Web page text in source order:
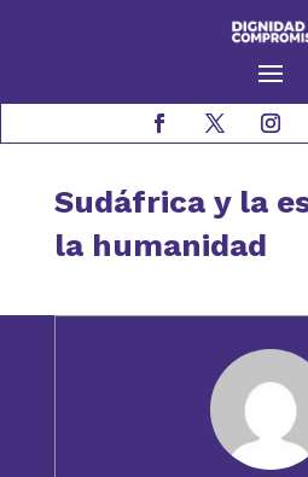
Sudáfrica y la
la humanidad